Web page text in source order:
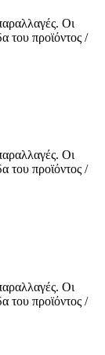
Οι
του προϊόντος /
Οι
του προϊόντος /
Οι
του προϊόντος /